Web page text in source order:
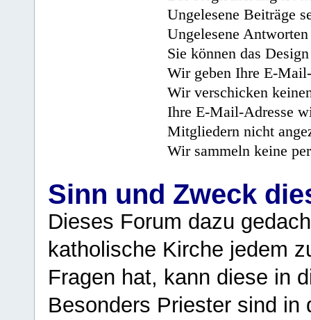
Ungelesene Beiträge
Ungelesene
Sie können das
Wir geben Ihre E-
Wir verschicken
Ihre E-Mail-Adresse
Mitgliedern nicht
Wir sammeln keine
Sinn und Zweck
Dieses Forum dazu
katholische Kirche jedem
Fragen hat, kann diese in
Besonders Priester sind in